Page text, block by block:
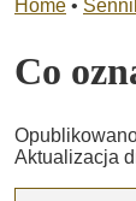
Home •
Co
Aktualizacja